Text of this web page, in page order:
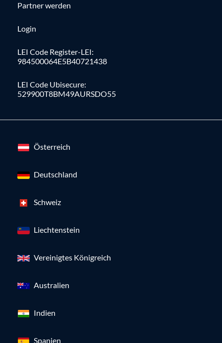
Partner werden
Login
LEI Code Register-LEI:
984500064E5B40721438
LEI Code Ubisecure:
529900T8BM49AURSDO55
Österreich
Deutschland
Schweiz
Liechtenstein
Vereinigtes Königreich
Australien
Indien
Spanien